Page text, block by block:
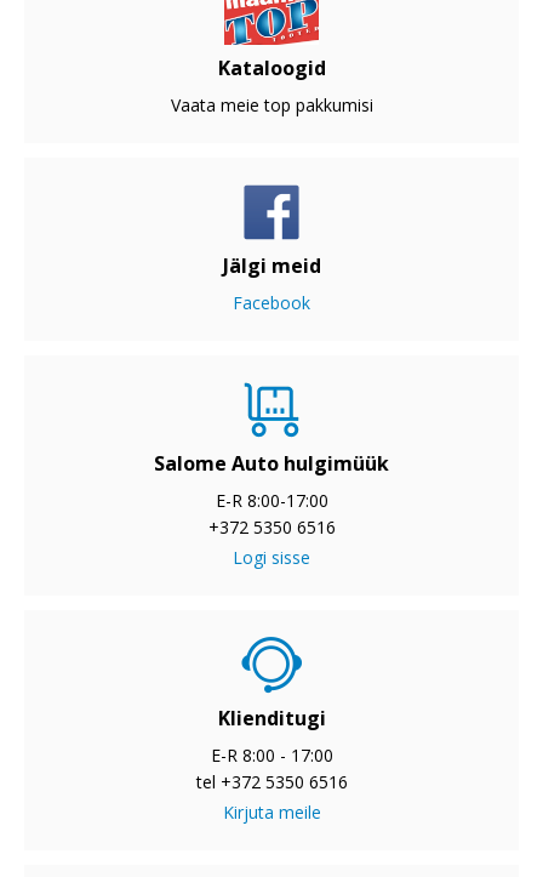
Kataloogid
Vaata meie top pakkumisi
Jälgi meid
Facebook
Salome Auto hulgimüük
E-R 8:00-17:00
+372 5350 6516
Logi sisse
Klienditugi
E-R 8:00 - 17:00
tel +372 5350 6516
Kirjuta meile